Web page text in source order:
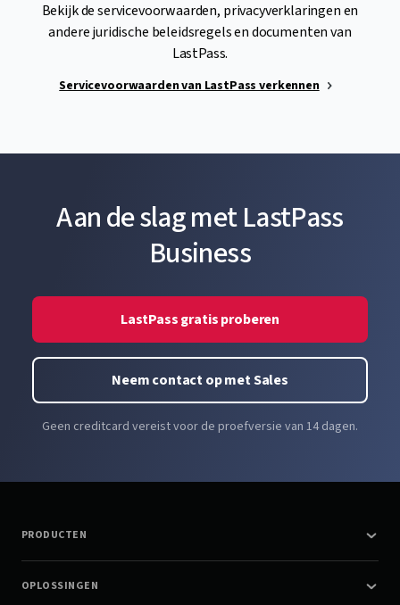
Bekijk de servicevoorwaarden, privacyverklaringen en
andere juridische beleidsregels en documenten van
LastPass.
Servicevoorwaarden van LastPass verkennen
Aan de slag met LastPass
Business
LastPass gratis proberen
Neem contact op met Sales
Geen creditcard vereist voor de proefversie van 14 dagen.
PRODUCTEN
OPLOSSINGEN